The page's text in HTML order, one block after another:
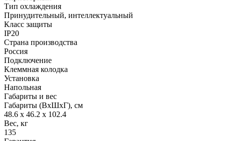
Тип охлаждения
Принудительный, интеллектуальный
Класс защиты
IP20
Страна производства
Россия
Подключение
Клеммная колодка
Установка
Напольная
Габариты и вес
Габариты (ВхШхГ), см
48.6 х 46.2 х 102.4
Вес, кг
135